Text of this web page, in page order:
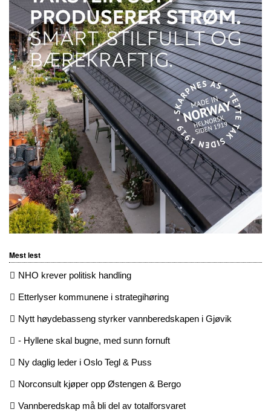
Mest lest
NHO krever politisk handling
Etterlyser kommunene i strategihøring
Nytt høydebasseng styrker vannberedskapen i Gjøvik
- Hyllene skal bugne, med sunn fornuft
Ny daglig leder i Oslo Tegl & Puss
Norconsult kjøper opp Østengen & Bergo
Vannberedskap må bli del av totalforsvaret